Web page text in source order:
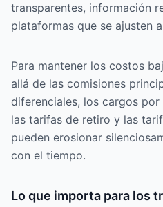
transparentes, información
plataformas que se ajusten
Para mantener los costos
allá de las comisiones
diferenciales, los cargos
las tarifas de retiro y las
pueden erosionar
con el tiempo.
Lo que importa para los